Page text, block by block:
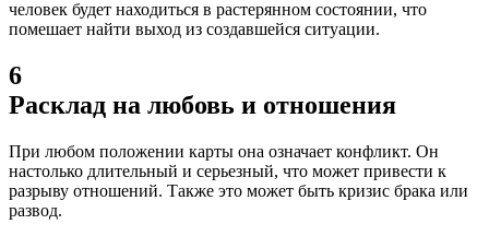
человек будет находиться в растерянном состоянии, что
помешает найти выход из создавшейся ситуации.
6
Расклад на любовь и отношения
При любом положении карты она означает конфликт. Он
настолько длительный и серьезный, что может привести к
разрыву отношений. Также это может быть кризис брака или
развод.